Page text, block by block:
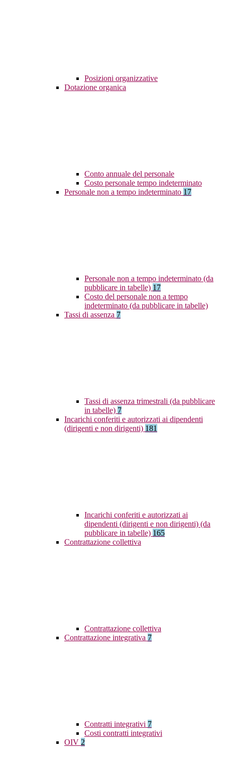
Posizioni organizzative
Dotazione organica
Conto annuale del personale
Costo personale tempo indeterminato
Personale non a tempo indeterminato 17
Personale non a tempo indeterminato (da
pubblicare in tabelle) 17
Costo del personale non a tempo
indeterminato (da pubblicare in tabelle)
Tassi di assenza 7
Tassi di assenza trimestrali (da pubblicare
in tabelle) 7
Incarichi conferiti e autorizzati ai dipendenti
(dirigenti e non dirigenti) 181
Incarichi conferiti e autorizzati ai
dipendenti (dirigenti e non dirigenti) (da
pubblicare in tabelle) 165
Contrattazione collettiva
Contrattazione collettiva
Contrattazione integrativa 7
Contratti integrativi 7
Costi contratti integrativi
OIV 2